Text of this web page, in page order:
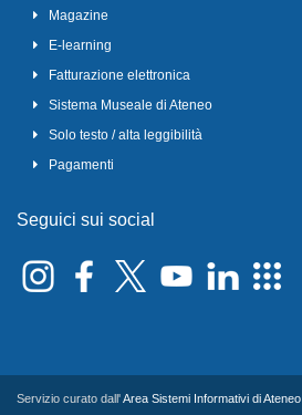
Magazine
E-learning
Fatturazione elettronica
Sistema Museale di Ateneo
Solo testo / alta leggibilità
Pagamenti
Seguici sui social
Servizio curato dall'Area Sistemi Informativi di Ateneo